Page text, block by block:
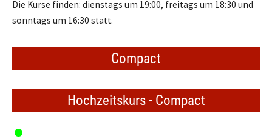
Die Kurse finden: dienstags um 19:00, freitags um 18:30 und
sonntags um 16:30 statt.
Compact
Hochzeitskurs - Compact